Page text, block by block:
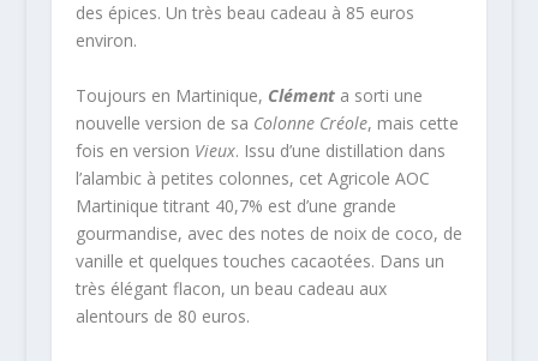
des épices. Un très beau cadeau à 85 euros
environ.
Toujours en Martinique, Clémenta sorti une
nouvelle version de sa Colonne Créole, mais cette
fois en version Vieux. Issu d’une distillation dans
l’alambic à petites colonnes, cet Agricole AOC
Martinique titrant 40,7% est d’une grande
gourmandise, avec des notes de noix de coco, de
vanille et quelques touches cacaotées. Dans un
très élégant flacon, un beau cadeau aux
alentours de 80 euros.